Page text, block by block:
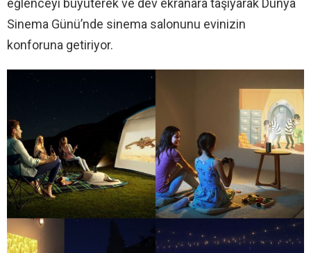
eğlenceyi büyüterek ve dev ekranara taşıyarak Dünya
Sinema Günü’nde sinema salonunu evinizin
konforuna getiriyor.